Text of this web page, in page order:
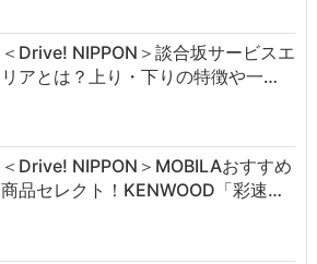
＜Drive! NIPPON＞談合坂サービスエ
リアとは？上り・下りの特徴や一…
＜Drive! NIPPON＞MOBILAおすすめ
商品セレクト！KENWOOD「彩速…